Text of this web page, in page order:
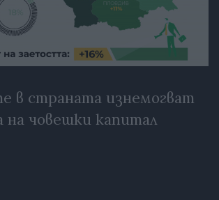
в страната изнемогват
на човешки капитал